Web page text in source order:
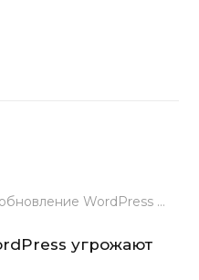
30 августа 2022 года вышло обновление WordPress под номером 6.0.2 . Эта версия доступна для скачивания с сайта wordpress.org…
угрожают